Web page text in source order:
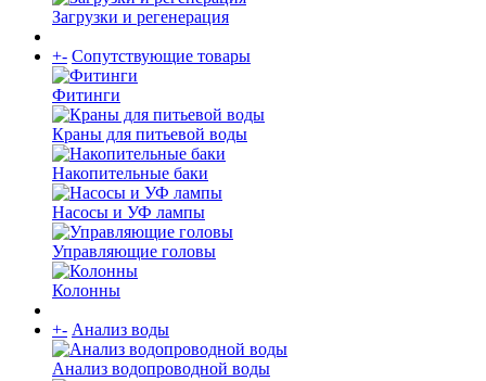
Загрузки и регенерация
+- Сопутствующие товары
Фитинги
Краны для питьевой воды
Накопительные баки
Насосы и УФ лампы
Управляющие головы
Колонны
+- Анализ воды
Анализ водопроводной воды